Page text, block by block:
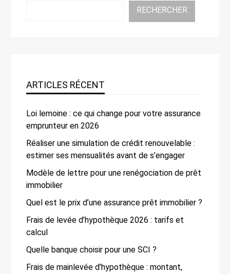
RECHERCHER
ARTICLES RÉCENT
Loi lemoine : ce qui change pour votre assurance
emprunteur en 2026
Réaliser une simulation de crédit renouvelable :
estimer ses mensualités avant de s’engager
Modèle de lettre pour une renégociation de prêt
immobilier
Quel est le prix d’une assurance prêt immobilier ?
Frais de levée d’hypothèque 2026 : tarifs et
calcul
Quelle banque choisir pour une SCI ?
Frais de mainlevée d’hypothèque : montant,